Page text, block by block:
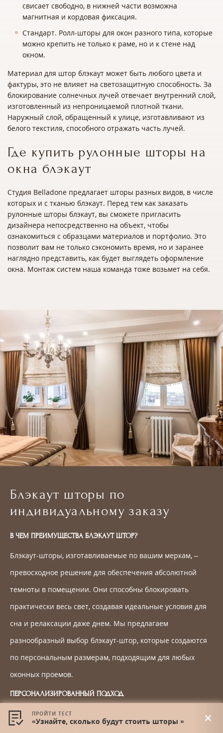
свисает свободно, в нижней части возможна
магнитная и кордовая фиксация.
Стандарт. Ролл-шторы для окон разного типа, которые
можно крепить не только к раме, но и к стене над
окном.
Материал для штор блэкаут может быть любого цвета и
фактуры, это не влияет на светозащитную способность. За
блокирование солнечных лучей отвечает внутренний слой,
изготовленный из непроницаемой плотной ткани.
Наружный слой, обращенный к улице, изготавливают из
белого текстиля, способного отражать часть лучей.
Где купить рулонные шторы на
окна блэкаут
Студия Belladone предлагает шторы разных видов, в числе
которых и с тканью блэкаут. Перед тем как заказать
рулонные шторы блэкаут, вы сможете пригласить
дизайнера непосредственно на объект, чтобы
ознакомиться с образцами материалов и портфолио. Это
позволит вам не только сэкономить время, но и заранее
наглядно представить, как будет выглядеть оформление
окна. Монтаж систем наша команда тоже возьмет на себя.
Блэкаут шторы по
индивидуальному заказу
В ЧЕМ ПРЕИМУЩЕСТВА БЛЭКАУТ ШТОР?
Блэкаут-шторы, изготавливаемые по вашим меркам, –
превосходное решение для обеспечения абсолютной
темноты в помещении. Они способны блокировать
практически весь свет, создавая идеальные условия для
сна и релаксации даже днем. Мы предлагаем
разнообразный выбор блэкаут-штор, которые создаются
по персональным размерам, подходящим для любых
оконных проемов.
ПЕРСОНАЛИЗИРОВАННЫЙ ПОДХОД
Наша компания специализируется на производстве
ПРОЙТИ ТЕСТ
«Узнайте, сколько будут стоить шторы »